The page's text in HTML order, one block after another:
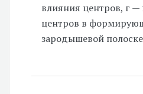
влияния центров, г
центров в
зародышевой полоске